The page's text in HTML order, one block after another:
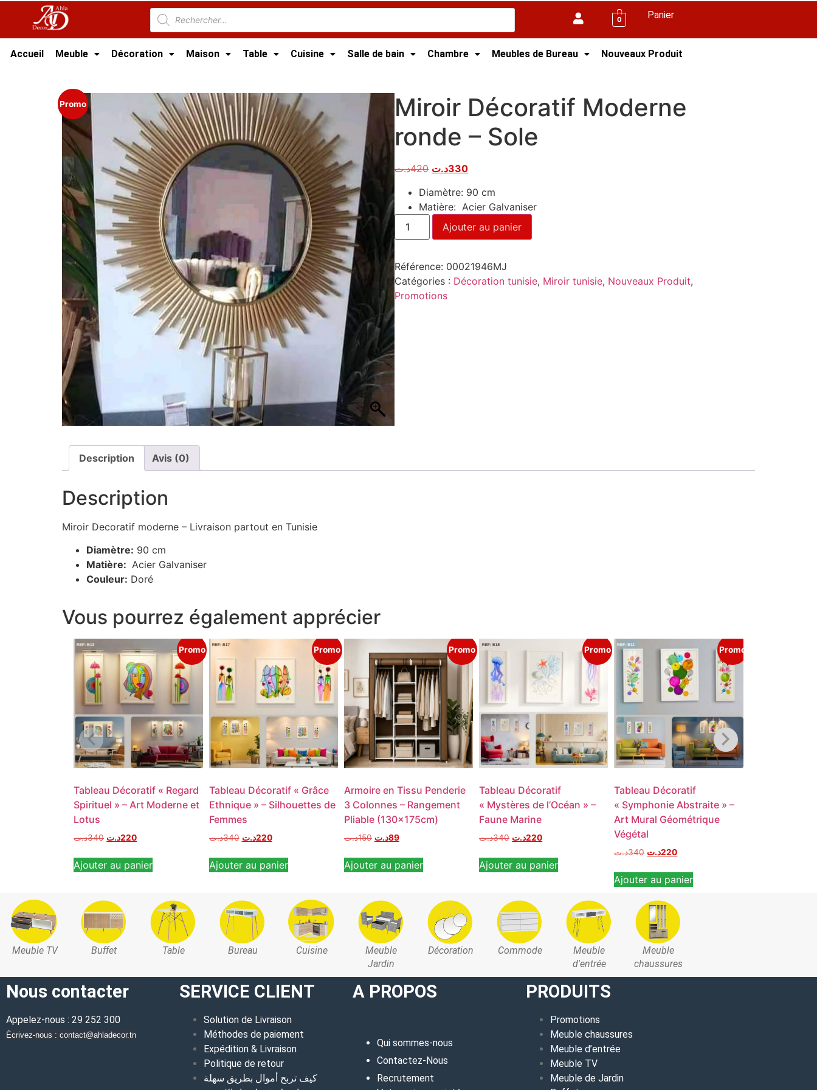
0 Panier
Accueil Meuble Décoration Maison Table Cuisine Salle de bain Chambre Meubles de Bureau Nouveaux Produit
Promo
Miroir Décoratif Moderne
ronde – Sole
420د.ت 330د.ت
Diamètre: 90 cm
Matière: Acier Galvaniser
Ajouter au panier
Référence: 00021946MJ
Catégories : Décoration tunisie, Miroir tunisie, Nouveaux Produit,
Promotions
Description Avis (0)
Description
Miroir Decoratif moderne – Livraison partout en Tunisie
Diamètre: 90 cm
Matière: Acier Galvaniser
Couleur: Doré
Vous pourrez également apprécier
Promo
Tableau Décoratif « Regard
Spirituel » – Art Moderne et
Lotus
340د.ت 220د.ت
Ajouter au panier
Promo
Tableau Décoratif « Grâce
Ethnique » – Silhouettes de
Femmes
340د.ت 220د.ت
Ajouter au panier
Promo
Armoire en Tissu Penderie
3 Colonnes – Rangement
Pliable (130x175cm)
150د.ت 89د.ت
Ajouter au panier
Promo
Tableau Décoratif
« Mystères de l’Océan » –
Faune Marine
340د.ت 220د.ت
Ajouter au panier
Promo
Tableau Décoratif
« Symphonie Abstraite » –
Art Mural Géométrique
Végétal
340د.ت 220د.ت
Ajouter au panier
Meuble TV Buffet Table Bureau Cuisine
Meuble
Jardin
Décoration Commode
Meuble
d'entrée
Meuble
chaussures
Nous contacter
Appelez-nous : 29 252 300
Écrivez-nous : contact@ahladecor.tn
SERVICE CLIENT
Solution de Livraison
Méthodes de paiement
Expédition & Livraison
Politique de retour
كيف تربح أموال بطريق سهلة
A PROPOS
Qui sommes-nous
Contactez-Nous
Recrutement
PRODUITS
Promotions
Meuble chaussures
Meuble d’entrée
Meuble TV
Meuble de Jardin